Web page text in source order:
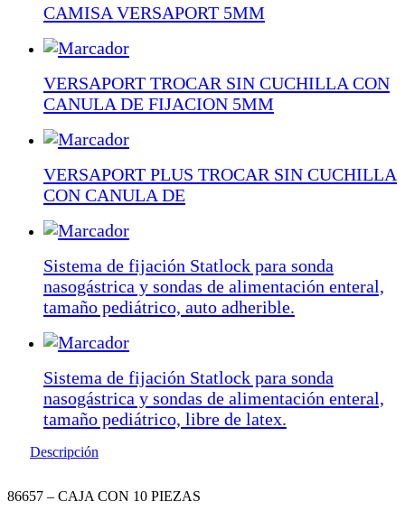
CAMISA VERSAPORT 5MM
VERSAPORT TROCAR SIN CUCHILLA CON
CANULA DE FIJACION 5MM
VERSAPORT PLUS TROCAR SIN CUCHILLA
CON CANULA DE
Sistema de fijación Statlock para sonda
nasogástrica y sondas de alimentación enteral,
tamaño pediátrico, auto adherible.
Sistema de fijación Statlock para sonda
nasogástrica y sondas de alimentación enteral,
tamaño pediátrico, libre de latex.
Descripción
86657 – CAJA CON 10 PIEZAS